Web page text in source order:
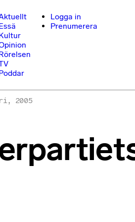
Logga in
Prenumerera
2005